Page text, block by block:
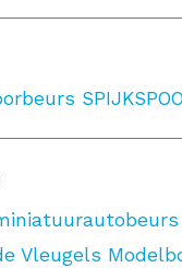
Vleugels